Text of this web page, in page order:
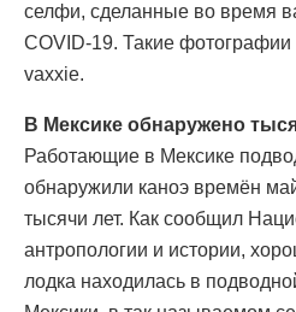
селфи, сделанные во время
COVID-19. Такие фотографии
vaxxie.
В Мексике обнаружено
Работающие в Мексике
обнаружили каноэ времён
тысячи лет. Как сообщил
антропологии и истории,
лодка находилась в